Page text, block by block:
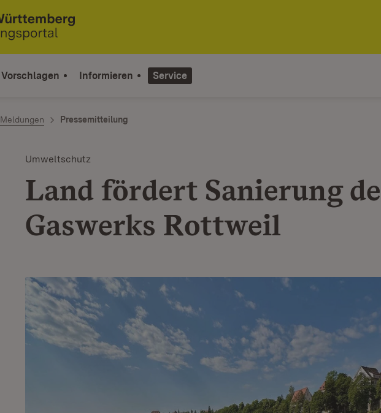
Vorschlagen Informieren Service
Meldungen Pressemitteilung
Umweltschutz
Land fördert Sanierung
Gaswerks Rottweil